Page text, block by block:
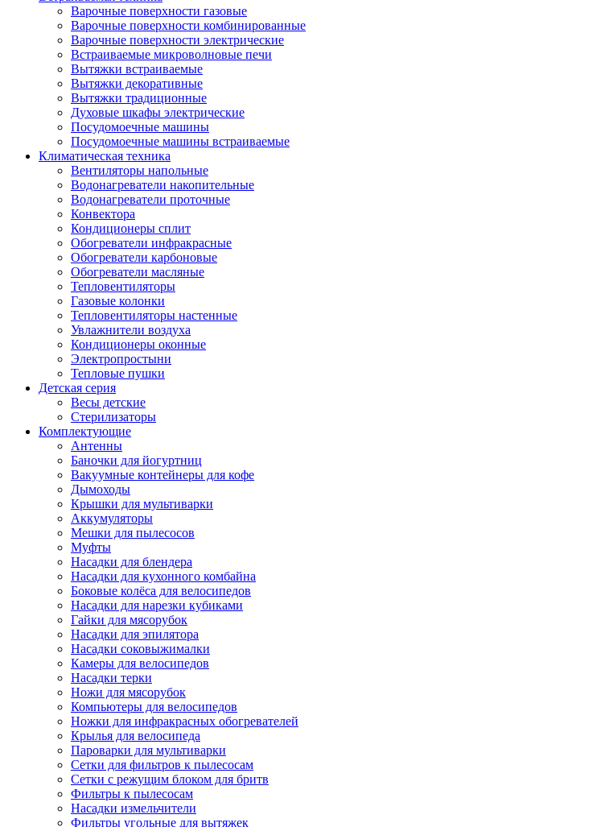
Варочные поверхности газовые
Варочные поверхности комбинированные
Варочные поверхности электрические
Встраиваемые микроволновые печи
Вытяжки встраиваемые
Вытяжки декоративные
Вытяжки традиционные
Духовые шкафы электрические
Посудомоечные машины
Посудомоечные машины встраиваемые
Климатическая техника
Вентиляторы напольные
Водонагреватели накопительные
Водонагреватели проточные
Конвектора
Кондиционеры сплит
Обогреватели инфракрасные
Обогреватели карбоновые
Обогреватели масляные
Тепловентиляторы
Газовые колонки
Тепловентиляторы настенные
Увлажнители воздуха
Кондиционеры оконные
Электропростыни
Тепловые пушки
Детская серия
Весы детские
Стерилизаторы
Комплектующие
Антенны
Баночки для йогуртниц
Вакуумные контейнеры для кофе
Дымоходы
Крышки для мультиварки
Аккумуляторы
Мешки для пылесосов
Муфты
Насадки для блендера
Насадки для кухонного комбайна
Боковые колёса для велосипедов
Насадки для нарезки кубиками
Гайки для мясорубок
Насадки для эпилятора
Насадки соковыжималки
Камеры для велосипедов
Насадки терки
Ножи для мясорубок
Компьютеры для велосипедов
Ножки для инфракрасных обогревателей
Крылья для велосипеда
Пароварки для мультиварки
Сетки для фильтров к пылесосам
Сетки с режущим блоком для бритв
Фильтры к пылесосам
Насадки измельчители
Фильтры угольные для вытяжек